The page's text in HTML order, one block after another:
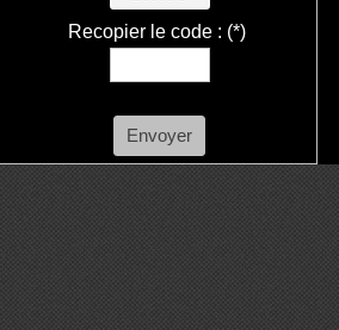
Recopier le code : (*)
Envoyer